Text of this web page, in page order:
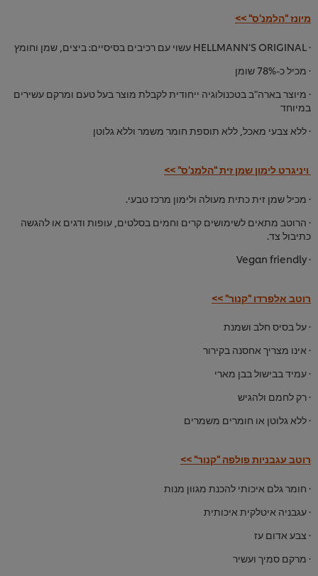
מיונז "הלמנ'ס" >>
· HELLMANN’S ORIGINAL עשוי עם רכיבים בסיסיים: ביצים, שמן וחומץ
· מכיל כ-78% שומן
· מיוצר בארה"ב בטכנולוגיה ייחודית לקבלת מוצר בעל טעם ומרקם עשירים
במיוחד
· ללא צבעי מאכל, ללא תוספת חומר משמר וללא גלוטן
ויניגרט לימון שמן זית "הלמנ'ס" >>
· מכיל שמן זית כתית מעולה ולימון מרכז טבעי.
· הרוטב מתאים לשימושים קרים וחמים בסלטים, עופות ודגים או להגשה
כתיבול צד.
· Vegan friendly
רוטב אלפרדו "קנור" >>
· על בסיס חלב ושמנת
· אינו מצריך אחסנה בקירור
· עמיד בבישול בבן מארי
· רק לחמם ולהגיש
· ללא גלוטן או חומרים משמרים
רוטב עגבניות פולפה "קנור" >>
· חומר גלם איכותי להכנת מגוון מנות
· עגבניה איטלקית איכותית
· צבע אדום עז
· מרקם סמיך ועשיר